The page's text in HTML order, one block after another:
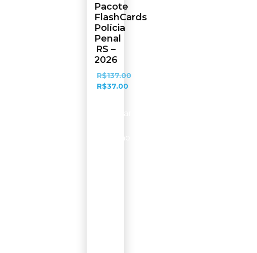
Pacote
FlashCards
Polícia
Penal
RS –
2026
R$137.00
R$37.00